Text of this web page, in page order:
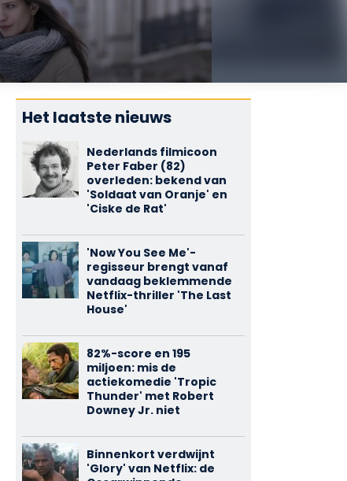
Het laatste nieuws
Nederlands filmicoon
Peter Faber (82)
overleden: bekend van
'Soldaat van Oranje' en
'Ciske de Rat'
'Now You See Me'-
regisseur brengt vanaf
vandaag beklemmende
Netflix-thriller 'The Last
House'
82%-score en 195
miljoen: mis de
actiekomedie 'Tropic
Thunder' met Robert
Downey Jr. niet
Binnenkort verdwijnt
'Glory' van Netflix: de